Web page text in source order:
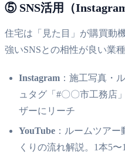
⑤ SNS活用（Instagram
住宅は「見た目」が購買動
強いSNSとの相性が良い業種
Instagram ：施工写真・
ュタグ「#〇〇市工務店
ザーにリーチ
YouTube ：ルームツア
くりの流れ解説。1本5〜